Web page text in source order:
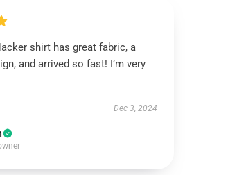
shirt has great fabric, a
and arrived so fast! I’m very
Dec 3, 2024